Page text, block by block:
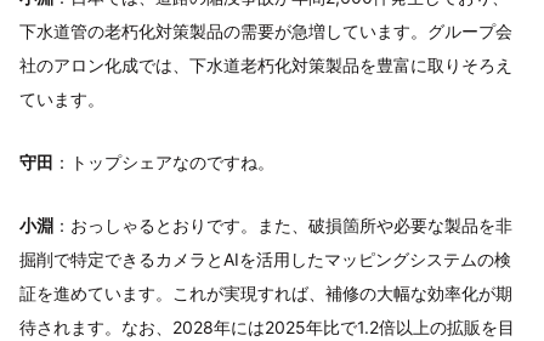
下水道管の老朽化対策製品の需要が急増しています。グループ会
社のアロン化成では、下水道老朽化対策製品を豊富に取りそろえ
ています。
守田 ：トップシェアなのですね。
小淵 ：おっしゃるとおりです。また、破損箇所や必要な製品を非
掘削で特定できるカメラとAIを活用したマッピングシステムの検
証を進めています。これが実現すれば、補修の大幅な効率化が期
待されます。なお、2028年には2025年比で1.2倍以上の拡販を目